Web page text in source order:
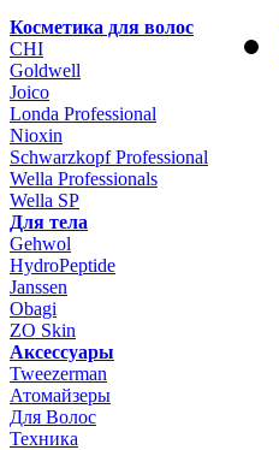
Косметика для волос
CHI
Goldwell
Joico
Londa Professional
Nioxin
Schwarzkopf Professional
Wella Professionals
Wella SP
Для тела
Gehwol
HydroPeptide
Janssen
Obagi
ZO Skin
Aксессуары
Tweezerman
Атомайзеры
Для Волос
Техника